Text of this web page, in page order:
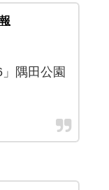
隅田公園